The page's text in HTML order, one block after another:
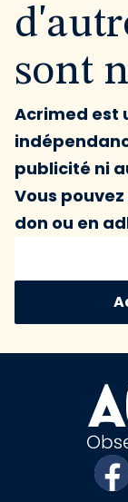
sont
Acrimed est
publicité ni
Vous
don ou en